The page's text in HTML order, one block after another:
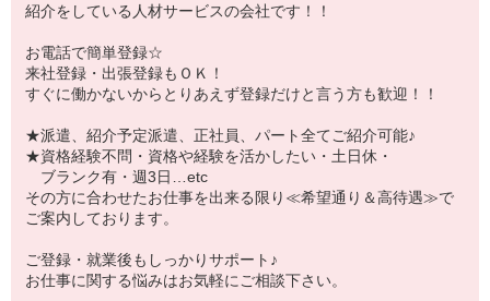
紹介をしている人材サービスの会社です！！
お電話で簡単登録☆
来社登録・出張登録もＯＫ！
すぐに働かないからとりあえず登録だけと言う方も歓迎！！
★派遣、紹介予定派遣、正社員、パート全てご紹介可能♪
★資格経験不問・資格や経験を活かしたい・土日休・
ブランク有・週3日…etc
その方に合わせたお仕事を出来る限り≪希望通り＆高待遇≫で
ご案内しております。
ご登録・就業後もしっかりサポート♪
お仕事に関する悩みはお気軽にご相談下さい。